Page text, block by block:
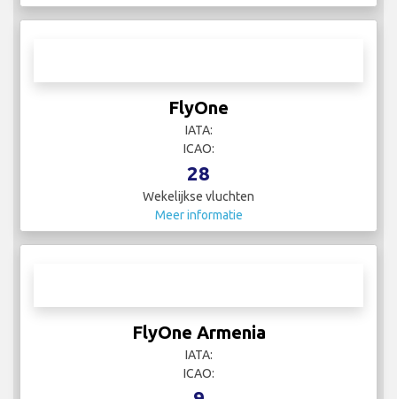
FlyOne
IATA:
ICAO:
28
Wekelijkse vluchten
Meer informatie
FlyOne Armenia
IATA:
ICAO: